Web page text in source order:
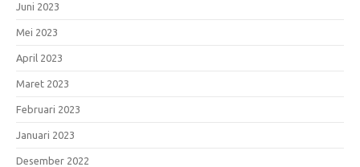
Juni 2023
Mei 2023
April 2023
Maret 2023
Februari 2023
Januari 2023
Desember 2022